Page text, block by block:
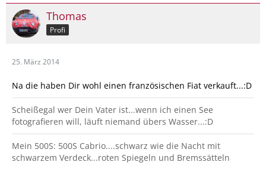
Thomas
Profi
25. März 2014
Na die haben Dir wohl einen französischen Fiat verkauft...:D
Scheißegal wer Dein Vater ist...wenn ich einen See
fotografieren will, läuft niemand übers Wasser...:D
Mein 500S: 500S Cabrio....schwarz wie die Nacht mit
schwarzem Verdeck...roten Spiegeln und Bremssätteln